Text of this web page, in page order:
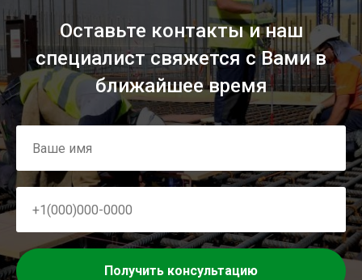
Оставьте контакты и наш
специалист свяжется с Вами в
ближайшее время
Получить консультацию